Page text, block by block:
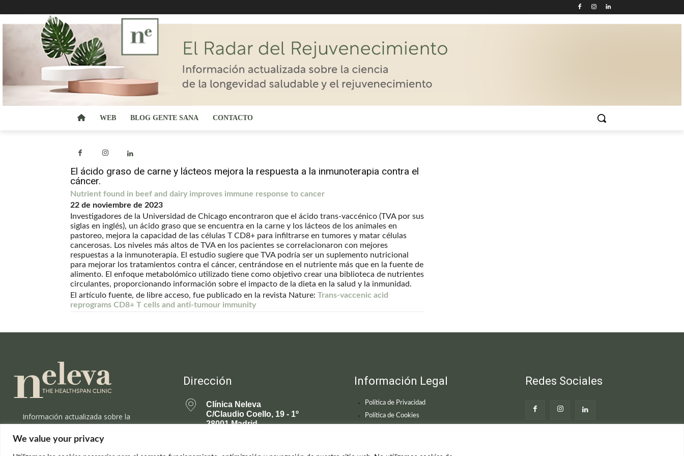
We value your privacy
WEB BLOG GENTE SANA CONTACTO
El ácido graso de carne y lácteos mejora la respuesta a la inmunoterapia contra el
cáncer.
Nutrient found in beef and dairy improves immune response to cancer
22 de noviembre de 2023
Investigadores de la Universidad de Chicago encontraron que el ácido trans-vaccénico (TVA por sus
siglas en inglés), un ácido graso que se encuentra en la carne y los lácteos de los animales en
pastoreo, mejora la capacidad de las células T CD8+ para infiltrarse en tumores y matar células
cancerosas. Los niveles más altos de TVA en los pacientes se correlacionaron con mejores
respuestas a la inmunoterapia. El estudio sugiere que TVA podría ser un suplemento nutricional
para mejorar los tratamientos contra el cáncer, centrándose en el nutriente más que en la fuente de
alimento. El enfoque metabolómico utilizado tiene como objetivo crear una biblioteca de nutrientes
circulantes, proporcionando información sobre el impacto de la dieta en la salud y la inmunidad.
El artículo fuente, de libre acceso, fue publicado en la revista Nature: Trans-vaccenic acid
reprograms CD8+ T cells and anti-tumour immunity
Información actualizada sobre la
rejuvenecimiento.
Dirección
Clínica Neleva
C/Claudio Coello, 19 - 1º
28001 Madrid
Información Legal
Política de Privacidad
Política de Cookies
Redes Sociales